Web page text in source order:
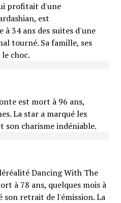
profitait d'une
est
à 34 ans des suites d'une
tourné. Sa famille, ses
choc.
est mort à 96 ans,
La star a marqué les
son charisme indéniable.
Dancing With The
à 78 ans, quelques mois à
son retrait de l'émission. La